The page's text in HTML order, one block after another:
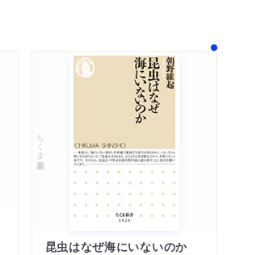
ちくま新書
昆虫はなぜ海にいないのか